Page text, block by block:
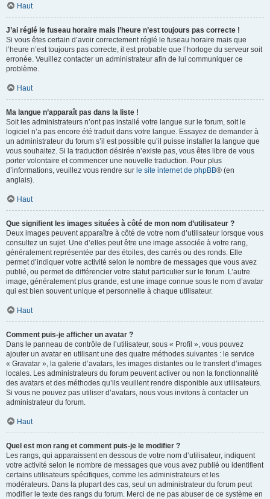
Haut
J’ai réglé le fuseau horaire mais l’heure n’est toujours pas correcte !
Si vous êtes certain d’avoir correctement réglé le fuseau horaire mais que
l’heure n’est toujours pas correcte, il est probable que l’horloge du serveur soit
erronée. Veuillez contacter un administrateur afin de lui communiquer ce
problème.
Haut
Ma langue n’apparaît pas dans la liste !
Soit les administrateurs n’ont pas installé votre langue sur le forum, soit le
logiciel n’a pas encore été traduit dans votre langue. Essayez de demander à
un administrateur du forum s’il est possible qu’il puisse installer la langue que
vous souhaitez. Si la traduction désirée n’existe pas, vous êtes libre de vous
porter volontaire et commencer une nouvelle traduction. Pour plus
d’informations, veuillez vous rendre sur le site internet de phpBB® (en
anglais).
Haut
Que signifient les images situées à côté de mon nom d’utilisateur ?
Deux images peuvent apparaître à côté de votre nom d’utilisateur lorsque vous
consultez un sujet. Une d’elles peut être une image associée à votre rang,
généralement représentée par des étoiles, des carrés ou des ronds. Elle
permet d’indiquer votre activité selon le nombre de messages que vous avez
publié, ou permet de différencier votre statut particulier sur le forum. L’autre
image, généralement plus grande, est une image connue sous le nom d’avatar
qui est bien souvent unique et personnelle à chaque utilisateur.
Haut
Comment puis-je afficher un avatar ?
Dans le panneau de contrôle de l’utilisateur, sous « Profil », vous pouvez
ajouter un avatar en utilisant une des quatre méthodes suivantes : le service
« Gravatar », la galerie d’avatars, les images distantes ou le transfert d’images
locales. Les administrateurs du forum peuvent activer ou non la fonctionnalité
des avatars et des méthodes qu’ils veuillent rendre disponible aux utilisateurs.
Si vous ne pouvez pas utiliser d’avatars, nous vous invitons à contacter un
administrateur du forum.
Haut
Quel est mon rang et comment puis-je le modifier ?
Les rangs, qui apparaissent en dessous de votre nom d’utilisateur, indiquent
votre activité selon le nombre de messages que vous avez publié ou identifient
certains utilisateurs spécifiques, comme les administrateurs et les
modérateurs. Dans la plupart des cas, seul un administrateur du forum peut
modifier le texte des rangs du forum. Merci de ne pas abuser de ce système en